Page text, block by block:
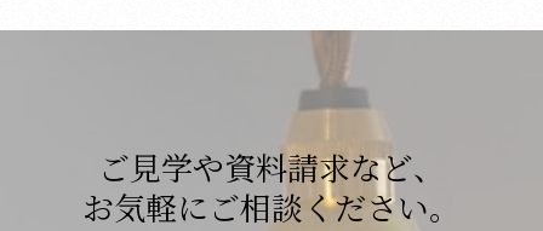
ご見学や資料請求など、
お気軽にご相談ください。